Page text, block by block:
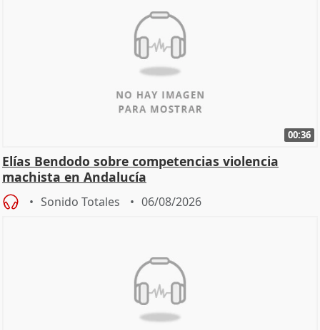
00:36
Elías Bendodo sobre competencias violencia
machista en Andalucía
Sonido Totales 06/08/2026